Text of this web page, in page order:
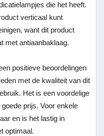
die het heeft.
verticaal kunt
want dit product
met antiaanbaklaag.
positieve beoordelingen
met de kwaliteit van dit
Het is een voordelige
prijs. Voor enkele
en is het lastig in
optimaal.